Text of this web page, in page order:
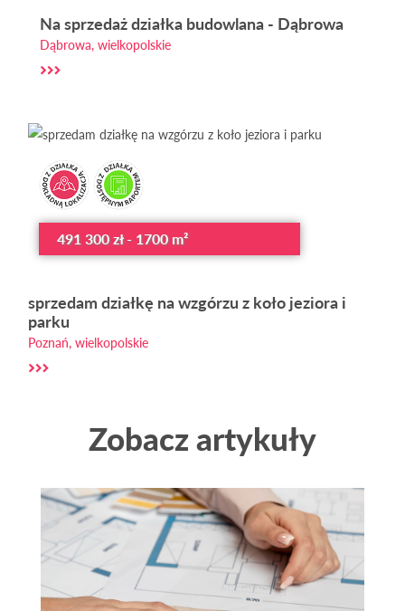
Na sprzedaż działka budowlana - Dąbrowa
Dąbrowa, wielkopolskie
491 300 zł - 1700 m²
sprzedam działkę na wzgórzu z koło jeziora i
parku
Poznań, wielkopolskie
Zobacz artykuły